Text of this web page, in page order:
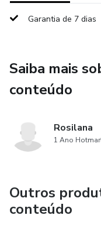
acolhedor, onde
respeitados. Com
Garantia de 7 dias
Saiba mais
conteúdo
Rosilana
1 Ano
Outros
conteúdo